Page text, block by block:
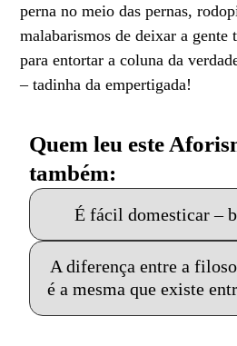
perna no meio das pernas,
malabarismos de deixar a gente
para entortar a coluna da
– tadinha da empertigada!
Quem leu este
também:
É fácil domesticar –
A diferença entre a
é a mesma que existe